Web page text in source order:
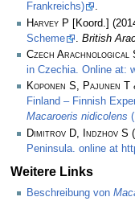
Frankreichs)
.
Harvey P [Koord.]
Scheme
British
Czech Arachnological
in Czechia. Online at:
Koponen S, Pajunen
Finland – Finnish
Macaroeris nidicolens
Dimitrov D, Indzhov S
Peninsula. online at
Weitere Links
Beschreibung von